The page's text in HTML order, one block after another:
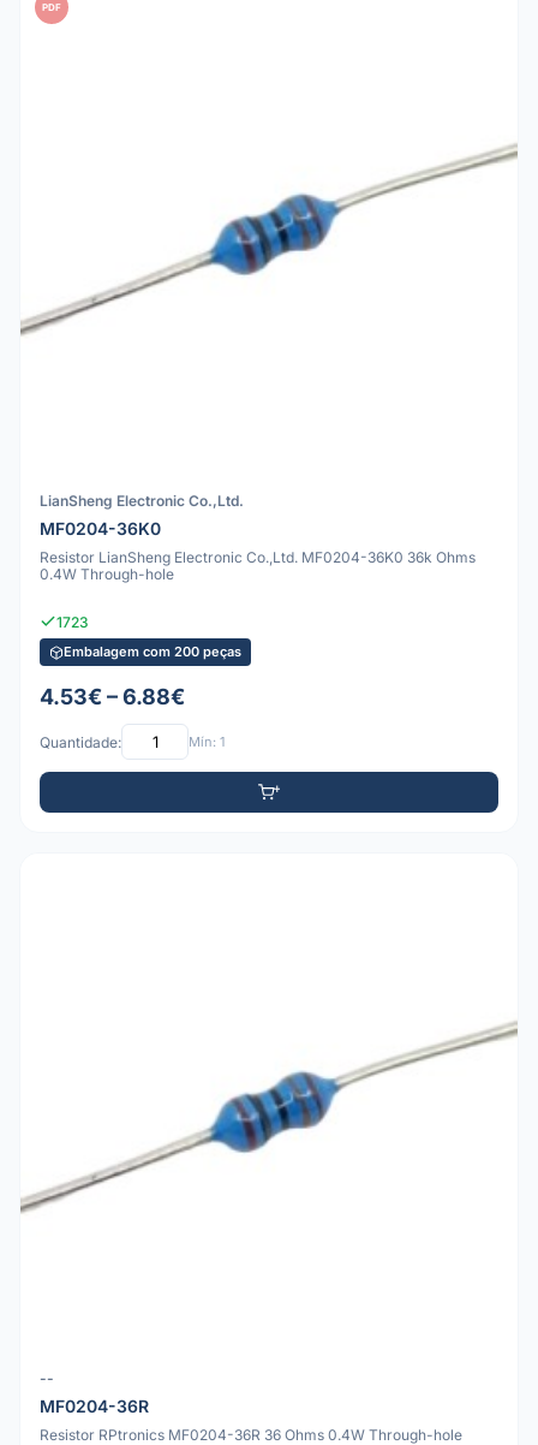
PDF
LianSheng Electronic Co.,Ltd.
MF0204-36K0
Resistor LianSheng Electronic Co.,Ltd. MF0204-36K0 36k Ohms
0.4W Through-hole
1723
Embalagem com 200 peças
4.53€ – 6.88€
Quantidade: Mín: 1
--
MF0204-36R
Resistor RPtronics MF0204-36R 36 Ohms 0.4W Through-hole